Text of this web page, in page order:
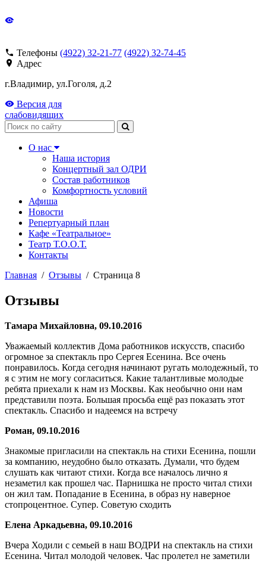
Телефоны (4922) 32-21-77 (4922) 32-74-45
Адрес
г.Владимир, ул.Гоголя, д.2
Версия для
слабовидящих
Поиск
О нас
Наша история
Концертный зал ОДРИ
Состав работников
Комфортность условий
Афиша
Новости
Репертуарный план
Кафе «Театральное»
Театр Т.О.О.Т.
Контакты
Главная / Отзывы / Страница 8
Отзывы
Тамара Михайловна, 09.10.2016
Уважаемый коллектив Дома работников искусств, спасибо
огромное за спектакль про Сергея Есенина. Все очень
понравилось. Когда сегодня начинают ругать молодежный, то
я с этим не могу согласиться. Какие талантливые молодые
ребята приехали к нам из Москвы. Как необычно они нам
представили поэта. Большая просьба ещё раз показать этот
спектакль. Спасибо и надеемся на встречу
Роман, 09.10.2016
Знакомые пригласили на спектакль на стихи Есенина, пошли
за компанию, неудобно было отказать. Думали, что будем
слушать как читают стихи. Когда все началось лично я
незаметил как прошел час. Парнишка не просто читал стихи
он жил там. Попадание в Есенина, в образ ну наверное
стопроцентное. Супер. Советую сходить
Елена Аркадьевна, 09.10.2016
Вчера Ходили с семьей в наш ВОДРИ на спектакль на стихи
Есенина. Читал молодой человек. Час пролетел не заметили